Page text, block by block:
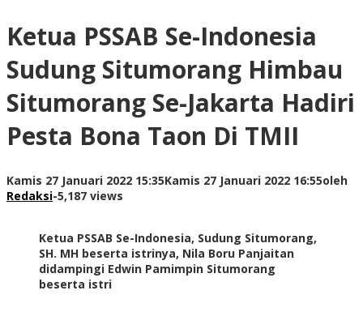
Ketua PSSAB Se-Indonesia
Sudung Situmorang Himbau
Situmorang Se-Jakarta Hadiri
Pesta Bona Taon Di TMII
Kamis 27 Januari 2022 15:35Kamis 27 Januari 2022 16:55oleh
Redaksi-5,187 views
Ketua PSSAB Se-Indonesia, Sudung Situmorang,
SH. MH beserta istrinya, Nila Boru Panjaitan
didampingi Edwin Pamimpin Situmorang
beserta istri